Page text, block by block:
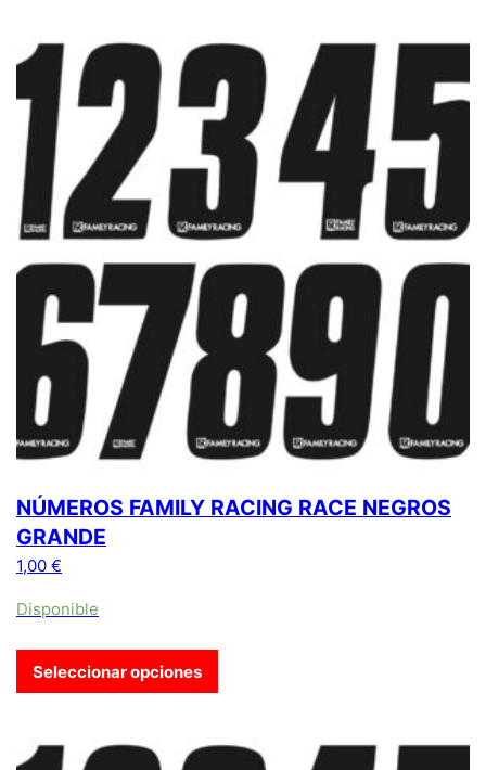
NÚMEROS FAMILY RACING RACE NEGROS
GRANDE
1,00 €
Disponible
Seleccionar opciones